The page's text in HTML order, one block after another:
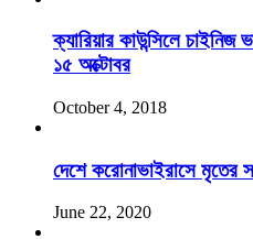
ক্যারিয়ার কাউন্সিলে চাইনিজ
১৫ অক্টোবর
October 4, 2018
দেশে করোনাভাইরাসে মৃতের
June 22, 2020